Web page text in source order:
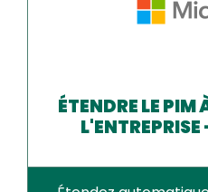
ÉTENDRE LE PIM